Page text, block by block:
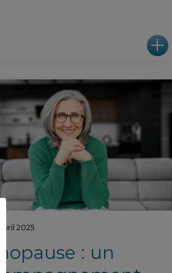
avril 2025
: un